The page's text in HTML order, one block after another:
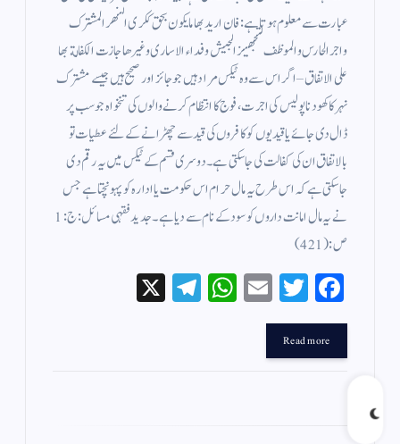
عبارت سے معلوم ہوتا ہے : فان اريد بها ما يكون بحق ككرى النهر المشترك
واجر الحارس والموظف لتجهيز الجيش وفداء الاسارى وغيرها جازت الكفالة بها
على الاتفاق – اگر اس سے وہ ٹیکس مراد ہیں جو جائز اور صحیح ہیں جیسے مشترک
نہر کا کھودنا پولیس کی اجرت ، فوج کا انتظام کرنے والوں کی تنخواہ جو سب پر
ڈال دی جائے یا قیدیوں کو کافروں کی قید سے چھڑانے کے لئے عطیات تو
بالاتفاق ان کی کفالت کی جا سکتی ہے ۔ دوسری قسم کے ٹیکس میں یہ رقم دی
جاسکتی ہے کہ اس طرح یہ مال حرام اس حکومت یا ادارہ کو پہونچتا ہے جس
نے یہ مال امانت داروں کو سود کے نام سے دیا ہے ۔ جدید فقہی مسائل : ج : 1
ص: (421 )
Fa
ce
bo
ok
T
wi
r
E
m
W
ha
Te
le
Read more